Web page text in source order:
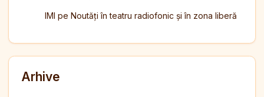
IMI pe Noutăți în teatru radiofonic și în zona liberă
Arhive